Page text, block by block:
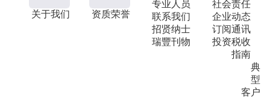
关于我们 资质荣誉
专业人员
联系我们
招贤纳士
瑞豐刊物
社会责任
企业动态
订阅通讯
投资税收
指南
典
型
客户